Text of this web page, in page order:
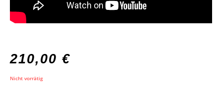
210,00 €
Nicht vorrätig